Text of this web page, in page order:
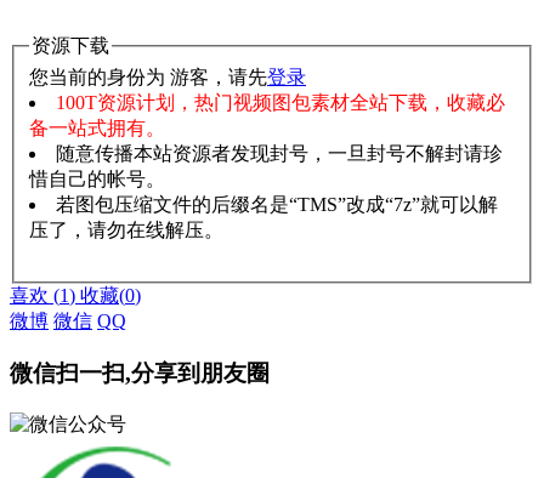
资源下载
您当前的身份为 游客，请先登录
100T资源计划，热门视频图包素材全站下载，收藏必
备一站式拥有。
随意传播本站资源者发现封号，一旦封号不解封请珍
惜自己的帐号。
若图包压缩文件的后缀名是“TMS”改成“7z”就可以解
压了，请勿在线解压。
喜欢 (1) 收藏(0)
微博 微信 QQ
微信扫一扫,分享到朋友圈